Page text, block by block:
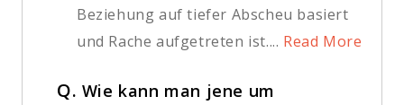
Beziehung auf tiefer Abscheu basiert
und Rache aufgetreten ist.... Read More
Q. Wie kann man jene um